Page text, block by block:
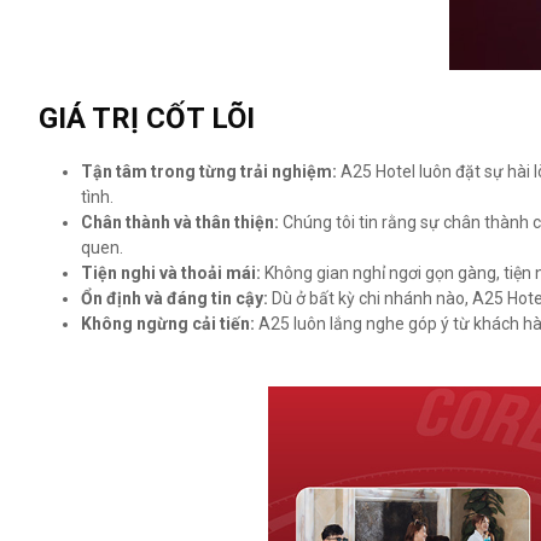
GIÁ TRỊ CỐT LÕI
Tận tâm trong từng trải nghiệm: A25 Hotel luôn đặt sự hài
tình.
Chân thành và thân thiện: Chúng tôi tin rằng sự chân thành
quen.
Tiện nghi và thoải mái: Không gian nghỉ ngơi gọn gàng,
Ổn định và đáng tin cậy: Dù ở bất kỳ chi nhánh nào, A25
Không ngừng cải tiến: A25 luôn lắng nghe góp ý từ khách